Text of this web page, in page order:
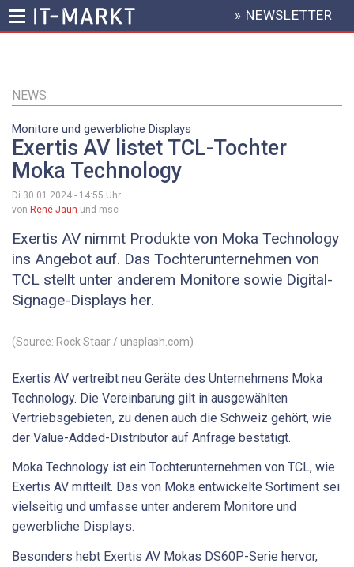
Inhalt
HEADER
MENU
» NEWSLETTER
NEWS
Monitore und gewerbliche Displays
Exertis AV listet TCL-Tochter
Moka Technology
Di 30.01.2024 - 14:55 Uhr
von René Jaun und msc
Exertis AV nimmt Produkte von Moka Technology
ins Angebot auf. Das Tochterunternehmen von
TCL stellt unter anderem Monitore sowie Digital-
Signage-Displays her.
(Source: Rock Staar / unsplash.com)
Exertis AV vertreibt neu Geräte des Unternehmens Moka
Technology. Die Vereinbarung gilt in ausgewählten
Vertriebsgebieten, zu denen auch die Schweiz gehört, wie
der Value-Added-Distributor auf Anfrage bestätigt.
Moka Technology ist ein Tochterunternehmen von TCL, wie
Exertis AV mitteilt. Das von Moka entwickelte Sortiment sei
vielseitig und umfasse unter anderem Monitore und
gewerbliche Displays.
Besonders hebt Exertis AV Mokas DS60P-Serie hervor,